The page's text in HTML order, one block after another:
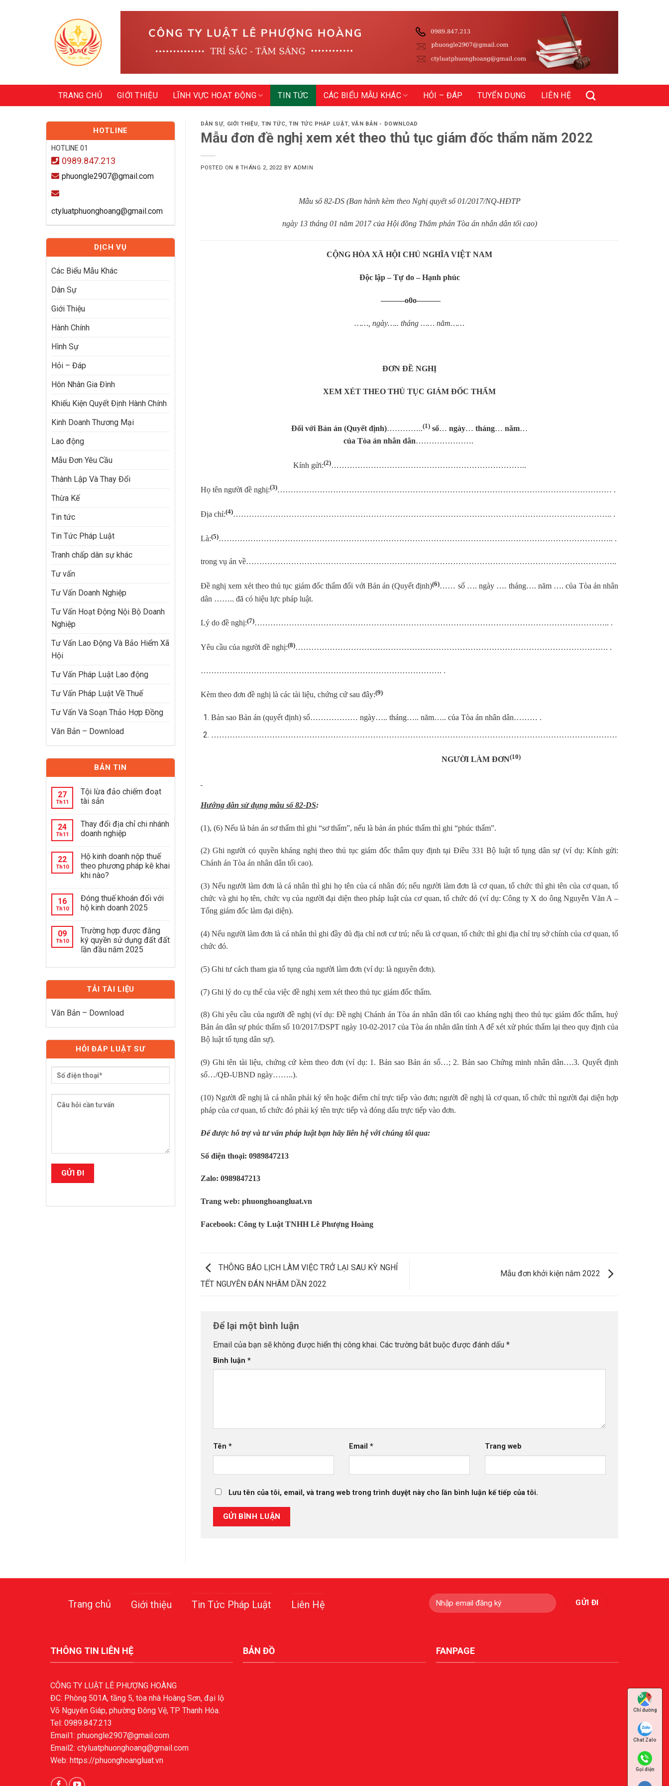
TRANG CHỦ GIỚI THIỆU LĨNH VỰC HOẠT ĐỘNG TIN TỨC CÁC BIỂU MẪU KHÁC HỎI – ĐÁP TUYỂN DỤNG LIÊN HỆ
HOTLINE
HOTLINE 01
0989.847.213
phuongle2907@gmail.com
ctyluatphuonghoang@gmail.com
DỊCH VỤ
Các Biểu Mẫu Khác
Dân Sự
Giới Thiệu
Hành Chính
Hình Sự
Hỏi – Đáp
Hôn Nhân Gia Đình
Khiếu Kiện Quyết Định Hành Chính
Kinh Doanh Thương Mại
Lao động
Mẫu Đơn Yêu Cầu
Thành Lập Và Thay Đổi
Thừa Kế
Tin tức
Tin Tức Pháp Luật
Tranh chấp dân sự khác
Tư vấn
Tư Vấn Doanh Nghiệp
Tư Vấn Hoạt Động Nội Bộ Doanh
Nghiệp
Tư Vấn Lao Động Và Bảo Hiểm Xã
Hội
Tư Vấn Pháp Luật Lao động
Tư Vấn Pháp Luật Về Thuế
Tư Vấn Và Soạn Thảo Hợp Đồng
Văn Bản – Download
BẢN TIN
27
Th11
Tội lừa đảo chiếm đoạt
tài sản
24
Th11
Thay đổi địa chỉ chi nhánh
doanh nghiệp
22
Th10
Hộ kinh doanh nộp thuế
theo phương pháp kê khai
khi nào?
16
Th10
Đóng thuế khoán đối với
hộ kinh doanh 2025
09
Th10
Trường hợp được đăng
ký quyền sử dụng đất đất
lần đầu năm 2025
TẢI TÀI LIỆU
Văn Bản – Download
HỎI ĐÁP LUẬT SƯ
DÂN SỰ, GIỚI THIỆU,TIN TỨC,TIN TỨC PHÁP LUẬT, VĂN BẢN - DOWNLOAD
Mẫu đơn đề nghị xem xét theo thủ tục giám đốc thẩm năm 2022
POSTED ON 8 THÁNG 2, 2022 BY ADMIN
Mẫu số 82-DS (Ban hành kèm theo Nghị quyết số 01/2017/NQ-HĐTP
ngày 13 tháng 01 năm 2017của Hội đồng Thẩm phán Tòa án nhân dân tối cao)
CỘNG HÒA XÃ HỘI CHỦ NGHĨA VIỆT NAM
Độc lập – Tự do – Hạnh phúc
———o0o———
……, ngày….. tháng …… năm……
­­­­­­ĐƠN ĐỀ NGHỊ
XEM XÉT THEO THỦ TỤC GIÁM ĐỐC THẨM
Đối với Bản án (Quyết định)…………..(1) số… ngày… tháng… năm…
của Tòa án nhân dân………………….
Kính gửi:(2)………………………………………………………………..
Họ tên người đề nghị:(3)……………………………………………………………………………………………………………… .
Địa chỉ:(4)…………………………………………………………………………………………………………………………….. .
Là:(5)………………………………………………………………………………………………………………………………….. .
trong vụ án về…………………………………………………………………………………………………………………………..
Đề nghị xem xét theo thủ tục giám đốc thẩm đối với Bản án (Quyết định)(6)…… số …. ngày …. tháng…. năm …. của Tòa án nhân
dân …….. đã có hiệu lực pháp luật.
Lý do đề nghị:(7)…………………………………………………………………………………………………………………….. .
Yêu cầu của người đề nghị:(8)………………………………………………………………………………………………………. .
………………………………………………………………………………. .
Kèm theo đơn đề nghị là các tài liệu, chứng cứ sau đây:(9)
Bản sao Bản án (quyết định) số……………… ngày….. tháng….. năm….. của Tòa án nhân dân……… .
………………………………………………………………………………………………………………………………………
NGƯỜI LÀM ĐƠN(10)
Hướng dẫn sử dụng mẫu số 82-DS:
(1), (6) Nếu là bản án sơ thẩm thì ghi “sơ thẩm”, nếu là bản án phúc thẩm thì ghi “phúc thẩm”.
(2) Ghi người có quyền kháng nghị theo thủ tục giám đốc thẩm quy định tại Điều 331 Bộ luật tố tụng dân sự (ví dụ: Kính gửi:
Chánh án Tòa án nhân dân tối cao).
(3) Nếu người làm đơn là cá nhân thì ghi họ tên của cá nhân đó; nếu người làm đơn là cơ quan, tổ chức thì ghi tên của cơ quan, tổ
chức và ghi họ tên, chức vụ của người đại diện theo pháp luật của cơ quan, tổ chức đó (ví dụ: Công ty X do ông Nguyễn Văn A –
Tổng giám đốc làm đại diện).
(4) Nếu người làm đơn là cá nhân thì ghi đầy đủ địa chỉ nơi cư trú; nếu là cơ quan, tổ chức thì ghi địa chỉ trụ sở chính của cơ quan, tổ
chức đó.
(5) Ghi tư cách tham gia tố tụng của người làm đơn (ví dụ: là nguyên đơn).
(7) Ghi lý do cụ thể của việc đề nghị xem xét theo thủ tục giám đốc thẩm.
(8) Ghi yêu cầu của người đề nghị (ví dụ: Đề nghị Chánh án Tòa án nhân dân tối cao kháng nghị theo thủ tục giám đốc thẩm, huỷ
Bản án dân sự phúc thẩm số 10/2017/DSPT ngày 10-02-2017 của Tòa án nhân dân tỉnh A để xét xử phúc thẩm lại theo quy định của
Bộ luật tố tụng dân sự).
(9) Ghi tên tài liệu, chứng cứ kèm theo đơn (ví dụ: 1. Bản sao Bản án số…; 2. Bản sao Chứng minh nhân dân….3. Quyết định
số…/QĐ-UBND ngày……..).
(10) Người đề nghị là cá nhân phải ký tên hoặc điểm chỉ trực tiếp vào đơn; người đề nghị là cơ quan, tổ chức thì người đại diện hợp
pháp của cơ quan, tổ chức đó phải ký tên trực tiếp và đóng dấu trực tiếp vào đơn.
Để được hỗ trợ và tư vấn pháp luật bạn hãy liên hệ với chúng tôi qua:
Số điện thoại: 0989847213
Zalo: 0989847213
Trang web: phuonghoangluat.vn
Facebook: Công ty Luật TNHH Lê Phượng Hoàng
THÔNG BÁO LỊCH LÀM VIỆC TRỞ LẠI SAU KỲ NGHỈ
TẾT NGUYÊN ĐÁN NHÂM DẦN 2022
Mẫu đơn khởi kiện năm 2022
Để lại một bình luận
Email của bạn sẽ không được hiển thị công khai. Các trường bắt buộc được đánh dấu *
Bình luận *
Tên * Email * Trang web
Lưu tên của tôi, email, và trang web trong trình duyệt này cho lần bình luận kế tiếp của tôi.
Trang chủ Giới thiệu Tin Tức Pháp Luật Liên Hệ
THÔNG TIN LIÊN HỆ
CÔNG TY LUẬT LÊ PHƯỢNG HOÀNG
ĐC: Phòng 501A, tầng 5, tòa nhà Hoàng Sơn, đại lộ
Võ Nguyên Giáp, phường Đông Vệ, TP Thanh Hóa.
Tel: 0989.847.213
Email1: phuongle2907@gmail.com
Email2: ctyluatphuonghoang@gmail.com
Web: https://phuonghoangluat.vn
BẢN ĐỒ FANPAGE
Chỉ đường
Chat Zalo
Gọi điện